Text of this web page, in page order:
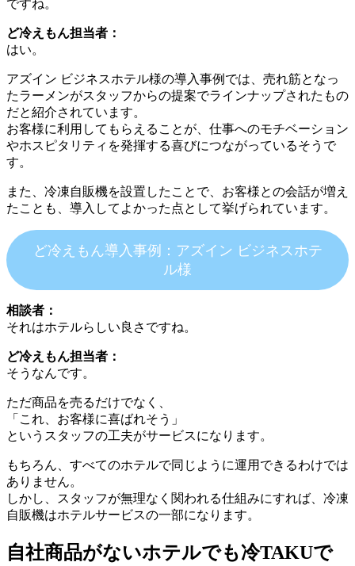
ですね。
ど冷えもん担当者：
はい。
アズイン ビジネスホテル様の導入事例では、売れ筋となっ
たラーメンがスタッフからの提案でラインナップされたもの
だと紹介されています。
お客様に利用してもらえることが、仕事へのモチベーション
やホスピタリティを発揮する喜びにつながっているそうで
す。
また、冷凍自販機を設置したことで、お客様との会話が増え
たことも、導入してよかった点として挙げられています。
ど冷えもん導入事例：アズイン ビジネスホテ
ル様
相談者：
それはホテルらしい良さですね。
ど冷えもん担当者：
そうなんです。
ただ商品を売るだけでなく、
「これ、お客様に喜ばれそう」
というスタッフの工夫がサービスになります。
もちろん、すべてのホテルで同じように運用できるわけでは
ありません。
しかし、スタッフが無理なく関われる仕組みにすれば、冷凍
自販機はホテルサービスの一部になります。
自社商品がないホテルでも冷TAKUで